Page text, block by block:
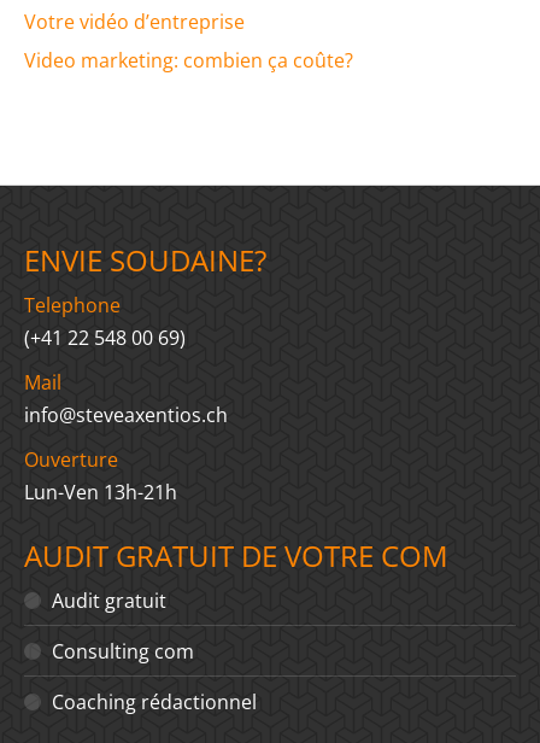
Votre vidéo d’entreprise
Video marketing: combien ça coûte?
ENVIE SOUDAINE?
Telephone
(+41 22 548 00 69)
Mail
info@steveaxentios.ch
Ouverture
Lun-Ven 13h-21h
AUDIT GRATUIT DE VOTRE COM
Audit gratuit
Consulting com
Coaching rédactionnel